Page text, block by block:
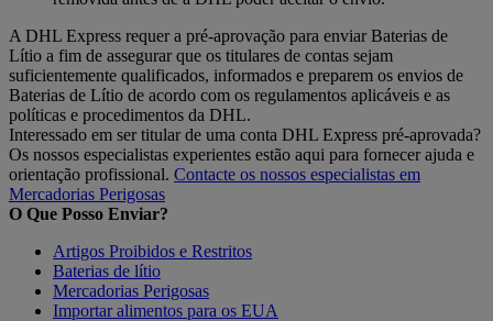
A DHL Express requer a pré-aprovação para enviar Baterias de
Lítio a fim de assegurar que os titulares de contas sejam
suficientemente qualificados, informados e preparem os envios de
Baterias de Lítio de acordo com os regulamentos aplicáveis e as
políticas e procedimentos da DHL.
Interessado em ser titular de uma conta DHL Express pré-aprovada?
Os nossos especialistas experientes estão aqui para fornecer ajuda e
orientação profissional. Contacte os nossos especialistas em
Mercadorias Perigosas
O Que Posso Enviar?
Artigos Proibidos e Restritos
Baterias de lítio
Mercadorias Perigosas
Importar alimentos para os EUA